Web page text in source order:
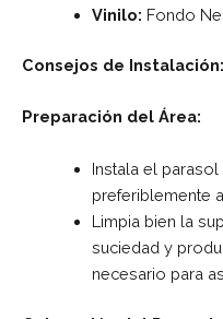
Vinilo: Fondo
Consejos de Instalación:
Preparación del Área:
Instala el parasol
preferiblemente
Limpia bien la
suciedad y
necesario para